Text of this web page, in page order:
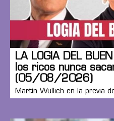
LA LOGIA DEL
los ricos nunca
(05/08/2026)
Martín Wullich en la previa